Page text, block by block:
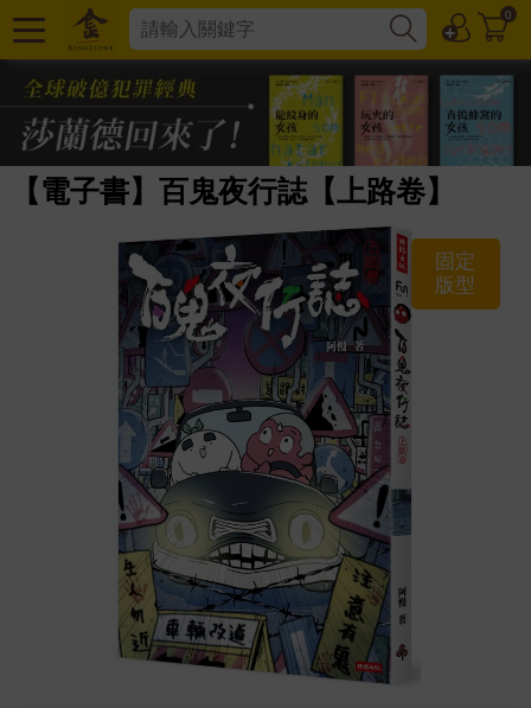
0
【電子書】百鬼夜行誌【上路卷】
固定
版型